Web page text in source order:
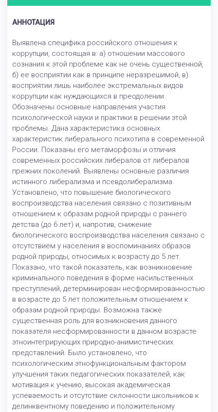
АННОТАЦИЯ
Выявлена специфика российского отношения к
коррупции, состоящая в: а) отношении массового
сознания к этой проблеме как не очень существенной,
б) ее восприятии как в принципе неразрешимой, в)
восприятии лишь наиболее экстремальных видов
коррупции как нуждающихся в преодолении.
Обозначены основные направления участия
психологической науки и практики в решении этой
проблемы. Дана характеристика основных
характеристик либерального психотипа в современной
России. Показаны его метаморфозы и отличия
современных российских либералов от либералов
прежних поколений. Выявлены основные различия
истинного либерализма и псевдолиберализма.
Установлено, что повышение биологического
воспроизводства населения связано с позитивным
отношением к образам родной природы с раннего
детства (до 6 лет) и, напротив, снижение
биологического воспроизводства населения связано с
отсутствием у населения в воспоминаниях образов
родной природы, относимых к возрасту до 5 лет.
Показано, что такой показатель, как возникновение
криминального поведения в форме насильственных
преступлений, детерминирован несформированностью
в возрасте до 5 лет положительным отношением к
образам родной природы. Возможна также
существенная роль для возникновения данного
показателя несформированности в данном возрасте
этноинтегрирующих природно-анимистических
представлений. Было установлено, что
психологическим этнофункциональным фактором
улучшения таких педагогических показателей, как
мотивация к учению, высокая академическая
успеваемость и отсутствие склонности школьников к
делинквентному поведению и положительному